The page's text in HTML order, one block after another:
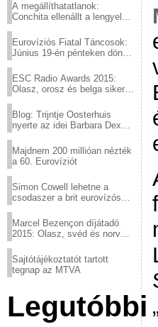
A megállíthatatlanok:
Conchita ellenállt a lengyel
Eurovíziós Fiatal Táncosok:
Június 19-én pénteken döntő
ESC Radio Awards 2015:
Olasz, orosz és belga siker,
Blog: Trijntje Oosterhuis
nyerte az idei Barbara Dex
Majdnem 200 millióan nézték
a 60. Eurovíziót
Simon Cowell lehetne a
csodaszer a brit eurovízós
Marcel Bezençon díjátadó
2015: Olasz, svéd és norvég
Sajtótájékoztatót tartott
tegnap az MTVA
Legutóbbi